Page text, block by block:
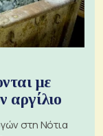
με
αργίλιο
στη Νότια